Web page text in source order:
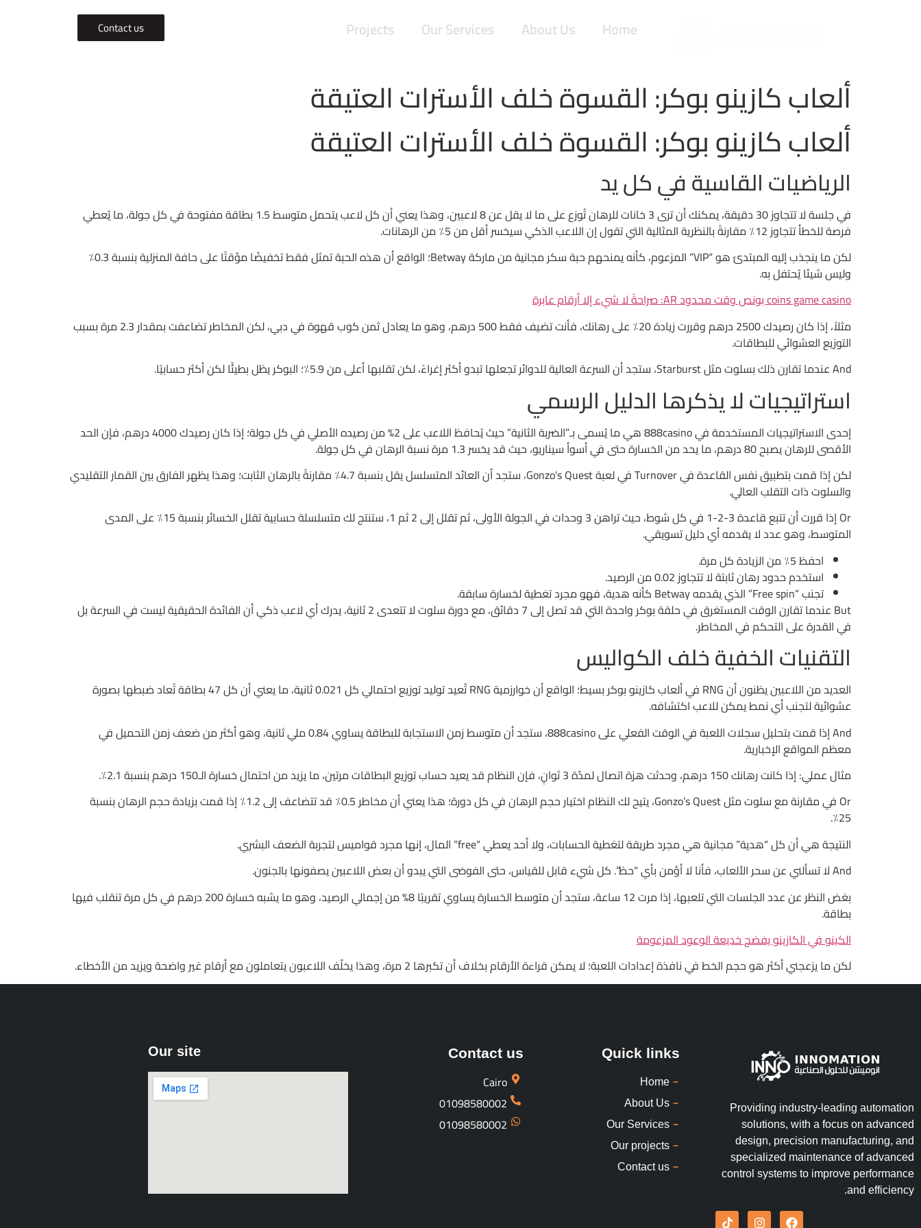
Home
About Us
Our Services
Projects
Contact us
ألعاب كازينو بوكر: القسوة خلف الأسترات العتيقة
ألعاب كازينو بوكر: القسوة خلف الأسترات العتيقة
الرياضيات القاسية في كل يد
في جلسة لا تتجاوز 30 دقيقة، يمكنك أن ترى 3 خانات للرهان تُوزع على ما لا يقل عن 8 لاعبين، وهذا يعني أن كل لاعب يتحمل متوسط 1.5 بطاقة مفتوحة في كل جولة، ما يُعطي
فرصة للخطأ تتجاوز 12٪ مقارنةً بالنظرية المثالية التي تقول إن اللاعب الذكي سيخسر أقل من 5٪ من الرهانات.
لكن ما ينجذب إليه المبتدئ هو “VIP” المزعوم، كأنه يمنحهم حبة سكر مجانية من ماركة Betway؛ الواقع أن هذه الحبة تمثل فقط تخفيضًا مؤقتًا على حافة المنزلية بنسبة 0.3٪
وليس شيئا يُحتفل به.
coins game casino بونص وقت محدود AR: صراحةً لا شيء إلا أرقام عابرة
مثلاً، إذا كان رصيدك 2500 درهم وقررت زيادة 20٪ على رهانك، فأنت تضيف فقط 500 درهم، وهو ما يعادل ثمن كوب قهوة في دبي، لكن المخاطر تضاعفت بمقدار 2.3 مرة بسبب
التوزيع العشوائي للبطاقات.
And عندما تقارن ذلك بسلوت مثل Starburst، ستجد أن السرعة العالية للدوائر تجعلها تبدو أكثر إغراءً، لكن تقلبها أعلى من 5.9٪؛ البوكر يظل بطيئًا لكن أكثر حسابيًا.
استراتيجيات لا يذكرها الدليل الرسمي
إحدى الاستراتيجيات المستخدمة في 888casino هي ما يُسمى بـ”الضربة الثانية” حيث يُحافظ اللاعب على 2% من رصيده الأصلي في كل جولة؛ إذا كان رصيدك 4000 درهم، فإن الحد
الأقصى للرهان يصبح 80 درهم، ما يحد من الخسارة حتى في أسوأ سيناريو، حيث قد يخسر 1.3 مرة نسبة الرهان في كل جولة.
لكن إذا قمت بتطبيق نفس القاعدة في Turnover في لعبة Gonzo’s Quest، ستجد أن العائد المتسلسل يقل بنسبة 4.7٪ مقارنةً بالرهان الثابت؛ وهذا يظهر الفارق بين القمار التقليدي
والسلوت ذات التقلب العالي.
Or إذا قررت أن تتبع قاعدة 3-2-1 في كل شوط، حيث تراهن 3 وحدات في الجولة الأولى، ثم تقلل إلى 2 ثم 1، ستنتج لك متسلسلة حسابية تقلل الخسائر بنسبة 15٪ على المدى
المتوسط، وهو عدد لا يقدمه أي دليل تسويقي.
احفظ 5٪ من الزيادة كل مرة.
استخدم حدود رهان ثابتة لا تتجاوز 0.02 من الرصيد.
تجنب “Free spin” الذي يقدمه Betway كأنه هدية، فهو مجرد تغطية لخسارة سابقة.
But عندما تقارن الوقت المستغرق في حلقة بوكر واحدة التي قد تصل إلى 7 دقائق، مع دورة سلوت لا تتعدى 2 ثانية، يدرك أي لاعب ذكي أن الفائدة الحقيقية ليست في السرعة بل
في القدرة على التحكم في المخاطر.
التقنيات الخفية خلف الكواليس
العديد من اللاعبين يظنون أن RNG في ألعاب كازينو بوكر بسيط؛ الواقع أن خوارزمية RNG تُعيد توليد توزيع احتمالي كل 0.021 ثانية، ما يعني أن كل 47 بطاقة تُعاد ضبطها بصورة
عشوائية لتجنب أي نمط يمكن للاعب اكتشافه.
And إذا قمت بتحليل سجلات اللعبة في الوقت الفعلي على 888casino، ستجد أن متوسط زمن الاستجابة للبطاقة يساوي 0.84 ملي ثانية، وهو أكثر من ضعف زمن التحميل في
معظم المواقع الإخبارية.
مثال عملي: إذا كانت رهانك 150 درهم، وحدثت هزة اتصال لمدّة 3 ثوانٍ، فإن النظام قد يعيد حساب توزيع البطاقات مرتين، ما يزيد من احتمال خسارة الـ150 درهم بنسبة 2.1٪.
Or في مقارنة مع سلوت مثل Gonzo’s Quest، يتيح لك النظام اختيار حجم الرهان في كل دورة؛ هذا يعني أن مخاطر 0.5٪ قد تتضاعف إلى 1.2٪ إذا قمت بزيادة حجم الرهان بنسبة
25٪.
النتيجة هي أن كل “هدية” مجانية هي مجرد طريقة لتغطية الحسابات، ولا أحد يعطي “free” المال، إنها مجرد قواميس لتجربة الضعف البشري.
And لا تسألني عن سحر الألعاب، فأنا لا أؤمن بأي “حظ”. كل شيء قابل للقياس، حتى الفوضى التي يبدو أن بعض اللاعبين يصفونها بالجنون.
بغض النظر عن عدد الجلسات التي تلعبها، إذا مرت 12 ساعة، ستجد أن متوسط الخسارة يساوي تقريبًا 8% من إجمالي الرصيد، وهو ما يشبه خسارة 200 درهم في كل مرة تنقلب فيها
بطاقة.
الكينو في الكازينو يفضح خديعة الوعود المزعومة
لكن ما يزعجني أكثر هو حجم الخط في نافذة إعدادات اللعبة؛ لا يمكن قراءة الأرقام بخلاف أن تكبرها 2 مرة، وهذا يخلّف اللاعبون يتعاملون مع أرقام غير واضحة ويزيد من الأخطاء.
Providing industry-leading automation
solutions, with a focus on advanced
design, precision manufacturing, and
specialized maintenance of advanced
control systems to improve performance
and efficiency.
Quick links
Home
About Us
Our Services
Our projects
Contact us
Contact us
Cairo
01098580002
01098580002
Our site